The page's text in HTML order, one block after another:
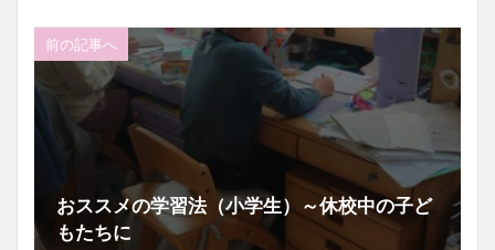
前の記事へ
おススメの学習法（小学生）～休校中の子ど
もたちに